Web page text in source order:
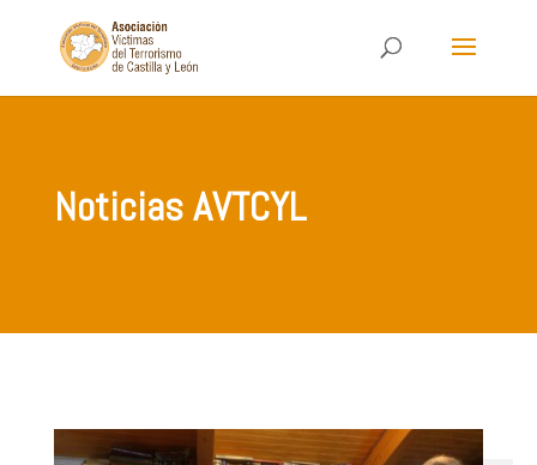
Noticias AVTCYL